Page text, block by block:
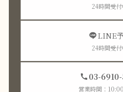
24時間受
LINE
24時間受
03-
営業時間：